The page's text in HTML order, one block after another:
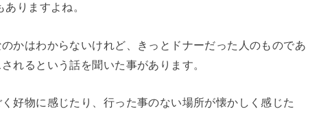
りますよね。
かはわからないけれど、きっとドナーだった人のものであ
れるという話を聞いた事があります。
好物に感じたり、行った事のない場所が懐かしく感じた